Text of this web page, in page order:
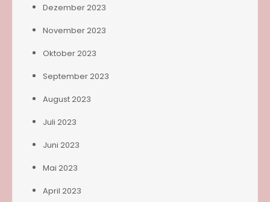
Dezember 2023
November 2023
Oktober 2023
September 2023
August 2023
Juli 2023
Juni 2023
Mai 2023
April 2023